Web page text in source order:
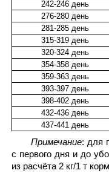
242-246 день
276-280 день
281-285 день
315-319 день
320-324 день
354-358 день
359-363 день
393-397 день
398-402 день
432-436 день
437-441 день
Примечание: для
с первого дня и до
из расчёта 2 кг/1 т